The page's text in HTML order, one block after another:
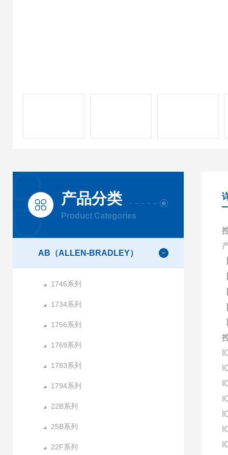
产品分类
Product Categories
AB（ALLEN-BRADLEY）
1746系列
1734系列
1756系列
1769系列
1783系列
1794系列
22B系列
25B系列
22F系列